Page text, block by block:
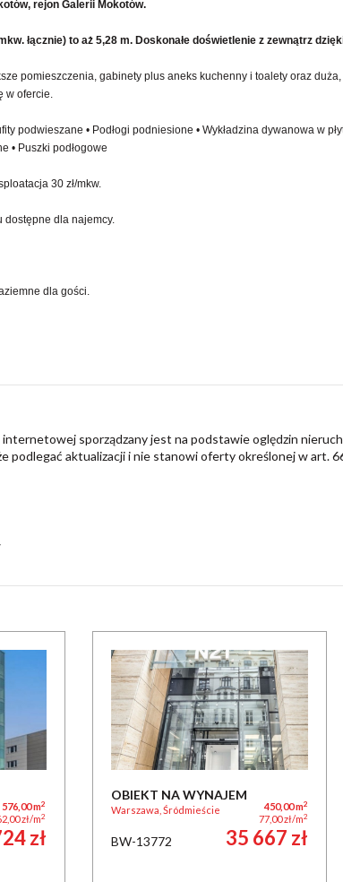
rejon Galerii Mokotów.
łącznie) to aż 5,28 m. Doskonałe doświetlenie z zewnątrz
pomieszczenia, gabinety plus aneks kuchenny i toalety oraz
w ofercie.
podwieszane • Podłogi podniesione • Wykładzina dywanowa w
• Puszki podłogowe
30 zł/mkw.
dostępne dla najemcy.
dla gości.
sporządzany jest na podstawie oględzin
podlegać aktualizacji i nie stanowi oferty określonej w art.
576,00 m2
zł/m2
zł
OBIEKT NA WYNAJEM
Warszawa, Śródmieście 450,00 m2
77,00 zł/m2
BW-13772 35 667 zł